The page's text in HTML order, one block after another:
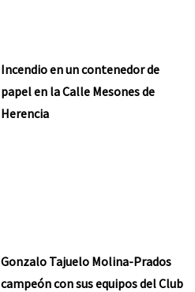
Incendio en un contenedor de
papel en la Calle Mesones de
Herencia
Gonzalo Tajuelo Molina-Prados
campeón con sus equipos del Club